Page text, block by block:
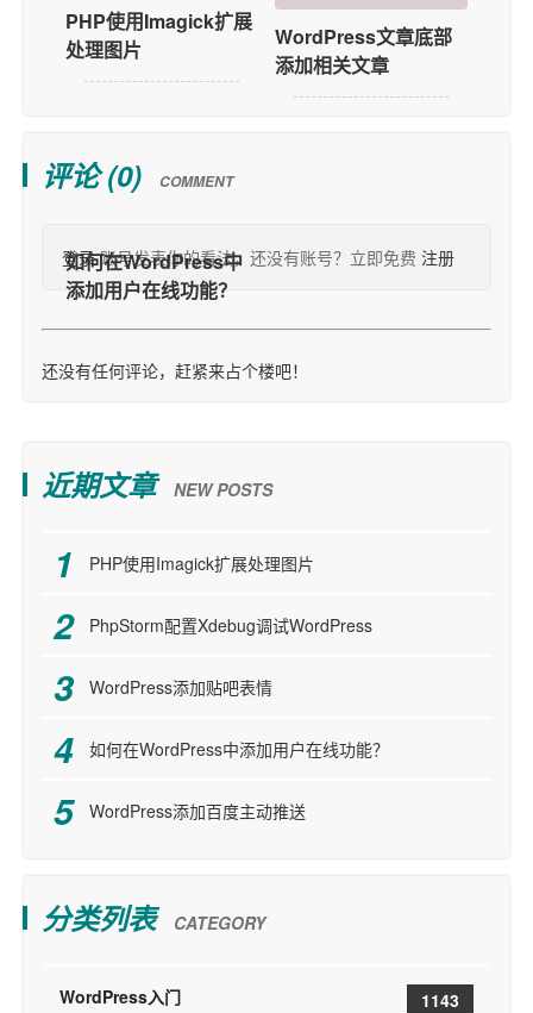
PHP使用Imagick扩展
处理图片
WordPress文章底部
添加相关文章
评论 (0) COMMENT
登录账号发表你的看法，还没有账号？立即免费 注册
还没有任何评论，赶紧来占个楼吧！
近期文章 NEW POSTS
PHP使用Imagick扩展处理图片
PhpStorm配置Xdebug调试WordPress
WordPress添加贴吧表情
如何在WordPress中添加用户在线功能？
WordPress添加百度主动推送
分类列表 CATEGORY
WordPress入门 1143